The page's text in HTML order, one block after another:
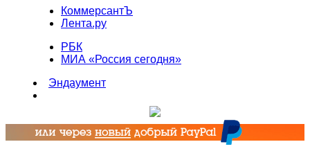
КоммерсантЪ
Лента.ру
РБК
МИА «Россия сегодня»
Эндаумент